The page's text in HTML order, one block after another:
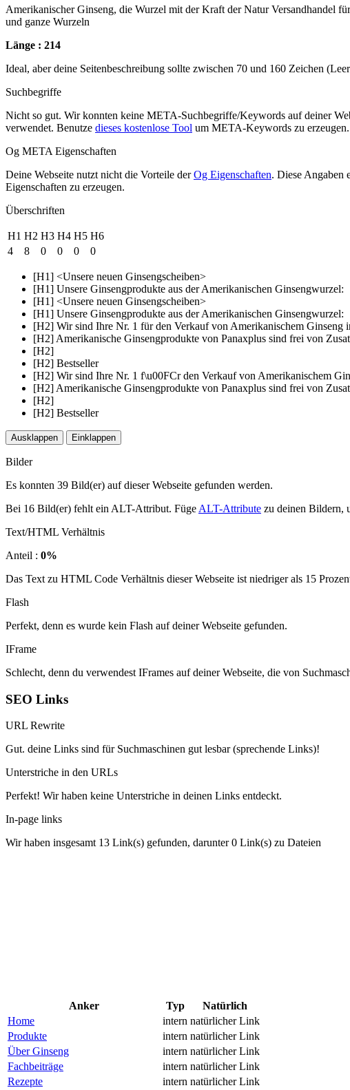
Amerikanischer Ginseng, die Wurzel mit der Kraft der Natur Versandhandel
und ganze Wurzeln
Länge : 214
Ideal, aber deine Seitenbeschreibung sollte zwischen 70 und 160 Zeichen
Suchbegriffe
Nicht so gut. Wir konnten keine META-Suchbegriffe/Keywords auf deiner
verwendet. Benutze dieses kostenlose Tool um META-Keywords zu erzeugen.
Og META Eigenschaften
Deine Webseite nutzt nicht die Vorteile derOg Eigenschaften. Diese Angaben
Eigenschaften zu erzeugen.
Überschriften
H1 H2 H3 H4 H5 H6
4
8 0 0 0 0
[H1] <Unsere neuen Ginsengscheiben>
[H1] Unsere Ginsengprodukte aus der Amerikanischen Ginsengwurzel:
[H1] <Unsere neuen Ginsengscheiben>
[H1] Unsere Ginsengprodukte aus der Amerikanischen Ginsengwurzel:
[H2] Wir sind Ihre Nr. 1 für den Verkauf von Amerikanischem Ginseng
[H2] Amerikanische Ginsengprodukte von Panaxplus sind frei von
[H2]
[H2] Bestseller
[H2] Wir sind Ihre Nr. 1 f\u00FCr den Verkauf von Amerikanischem
[H2] Amerikanische Ginsengprodukte von Panaxplus sind frei von
[H2]
[H2] Bestseller
Ausklappen Einklappen
Bilder
Es konnten 39 Bild(er) auf dieser Webseite gefunden werden.
Bei 16 Bild(er) fehlt ein ALT-Attribut. Füge ALT-Attribute zu deinen Bildern,
Text/HTML Verhältnis
Anteil : 0%
Das Text zu HTML Code Verhältnis dieser Webseite ist niedriger als 15
Flash
Perfekt, denn es wurde kein Flash auf deiner Webseite gefunden.
IFrame
Schlecht, denn du verwendest IFrames auf deiner Webseite, die von
SEO Links
URL Rewrite
Gut. deine Links sind für Suchmaschinen gut lesbar (sprechende Links)!
Unterstriche in den URLs
Perfekt! Wir haben keine Unterstriche in deinen Links entdeckt.
In-page links
Wir haben insgesamt 13 Link(s) gefunden, darunter 0 Link(s) zu Dateien
Anker Typ
Natürlich
Home
intern natürlicher Link
Produkte
intern natürlicher Link
Über Ginseng
intern natürlicher Link
Fachbeiträge
intern natürlicher Link
Rezepte
intern natürlicher Link